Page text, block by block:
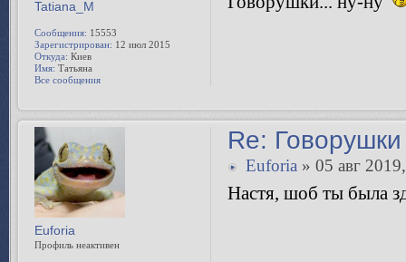
Tatiana_M
Сообщения: 15553
Зарегистрирован: 12 июл 2015
Откуда: Киев
Имя: Татьяна
Все сообщения
Re:
Euforia » 05 авг
Настя, шоб ты была
Euforia
Профиль неактивен